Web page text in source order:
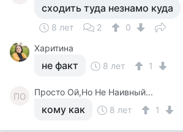
сходить туда незнамо куда
8 лет 2
0
Харитина
не факт 8 лет 1
ПО Просто Ой,Но Не Наивный...
кому как 8 лет 1